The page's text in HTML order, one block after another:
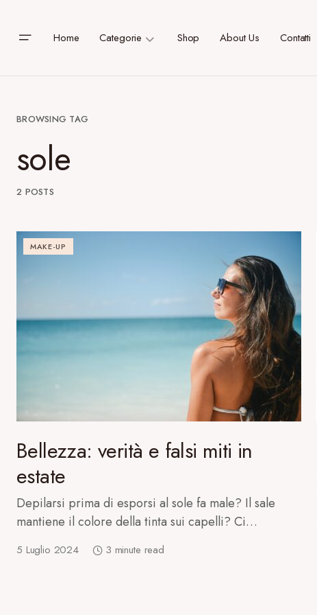
Home Categorie Shop About Us Contatti
BROWSING TAG
sole
2 POSTS
MAKE-UP
Bellezza: verità e falsi miti in
estate
Depilarsi prima di esporsi al sole fa male? Il sale
mantiene il colore della tinta sui capelli? Ci…
5 Luglio 2024 3 minute read